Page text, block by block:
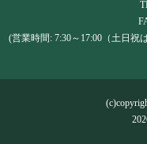
(営業時間: 7:30～17:00（土日